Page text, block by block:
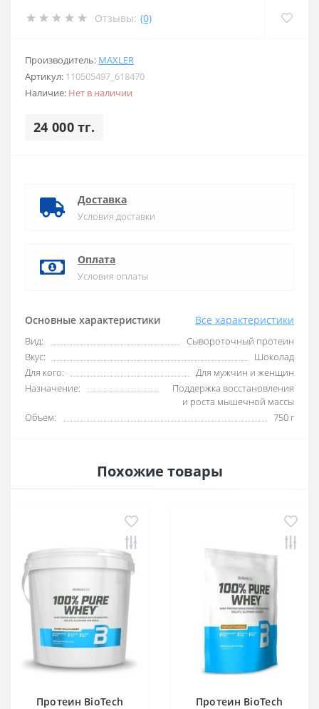
Отзывы: (0)
Производитель: MAXLER
Артикул: 110505497_618470
Наличие: Нет в наличии
24 000 тг.
Основные характеристики Все характеристики
Вид:
Сывороточный протеин
Вкус:
Шоколад
Для кого:
Для мужчин и женщин
Назначение:
Поддержка восстановления
и роста мышечной массы
Объем:
750 г
Доставка
Условия доставки
Оплата
Условия оплаты
Похожие товары
Протеин BioTech
Протеин BioTech